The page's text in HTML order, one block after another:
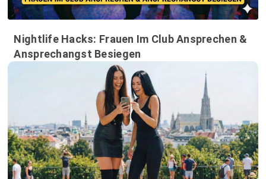
Nightlife Hacks: Frauen Im Club Ansprechen &
Ansprechangst Besiegen